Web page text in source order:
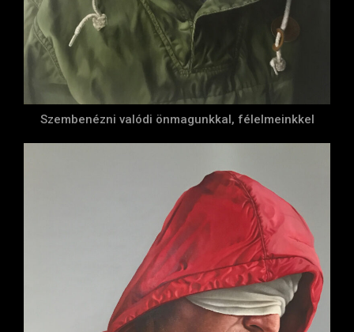
Szembenézni valódi önmagunkkal, félelmeinkkel